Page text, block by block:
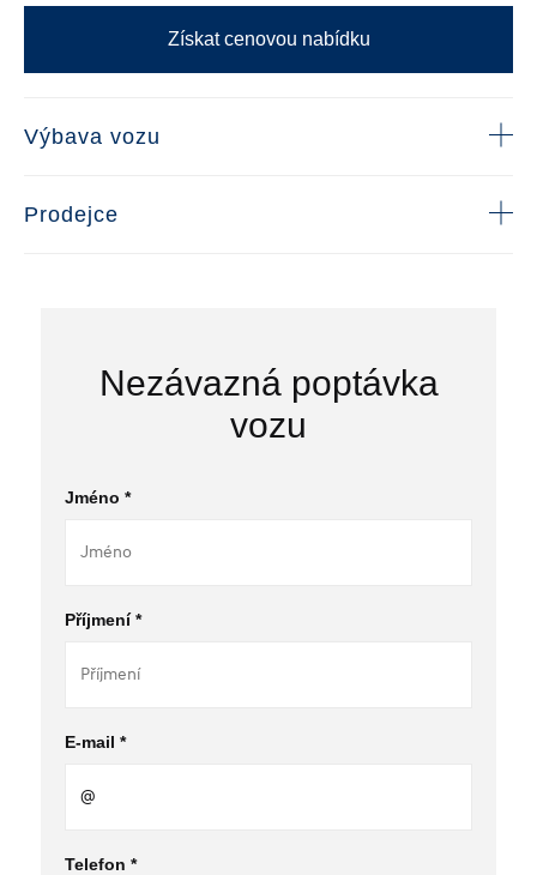
Získat cenovou nabídku
Výbava vozu
Prodejce
Nezávazná poptávka
vozu
Jméno *
Příjmení *
E-mail *
Telefon *